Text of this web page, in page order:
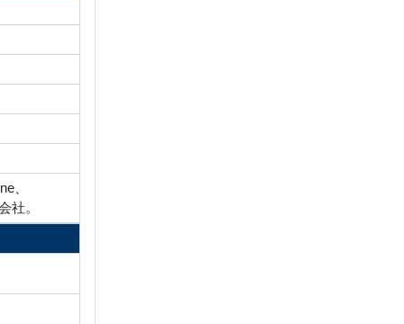
、
社。